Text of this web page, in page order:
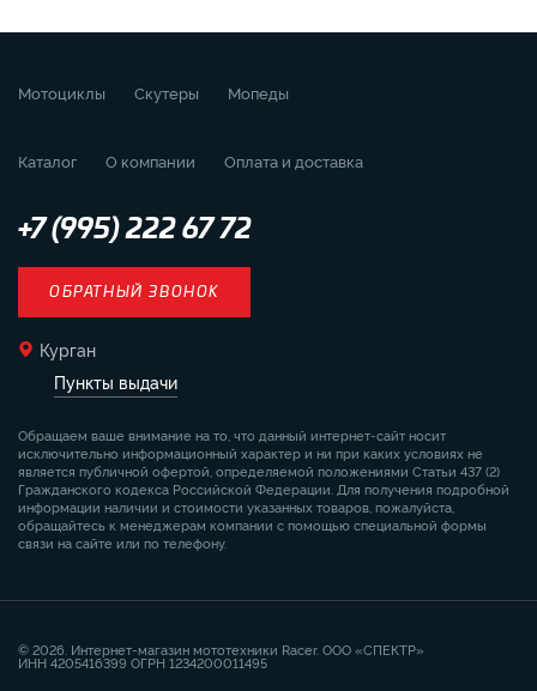
Мотоциклы Скутеры Мопеды
Каталог О компании Оплата и доставка
+7 (995) 222 67 72
ОБРАТНЫЙ ЗВОНОК
Курган
Пункты выдачи
Обращаем ваше внимание на то, что данный интернет-сайт носит
исключительно информационный характер и ни при каких условиях не
является публичной офертой, определяемой положениями Статьи 437 (2)
Гражданского кодекса Российской Федерации. Для получения подробной
информации наличии и стоимости указанных товаров, пожалуйста,
обращайтесь к менеджерам компании с помощью специальной формы
связи на сайте или по телефону.
© 2026. Интернет-магазин мототехники Racer. ООО «СПЕКТР»
ИНН 4205416399 ОГРН 1234200011495